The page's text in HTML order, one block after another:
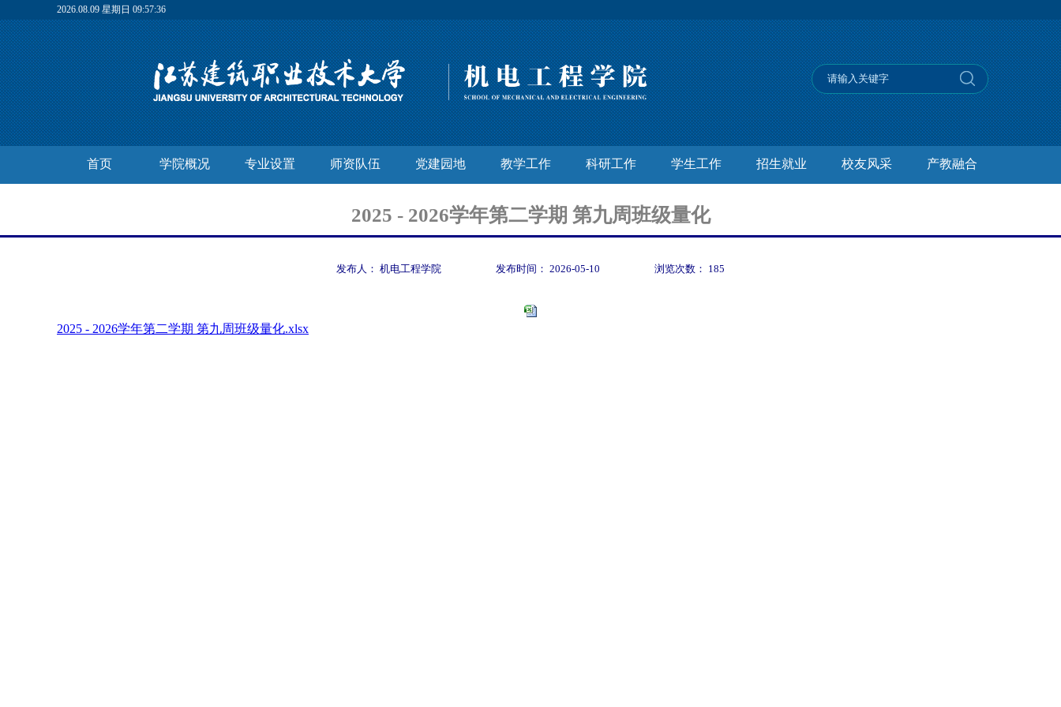
2026.08.09 星期日 09:57:36
首页 学院概况 专业设置 师资队伍 党建园地 教学工作 科研工作 学生工作 招生就业 校友风采 产教融合
2025 - 2026学年第二学期 第九周班级量化
发布人： 机电工程学院 发布时间： 2026-05-10 浏览次数： 185
2025 - 2026学年第二学期 第九周班级量化.xlsx